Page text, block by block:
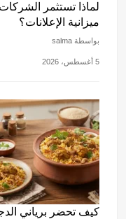
لماذا تستثمر
ميزانية الإعلانات؟
بواسطة salma
5 أغسطس، 2026
كيف تحضر برياني